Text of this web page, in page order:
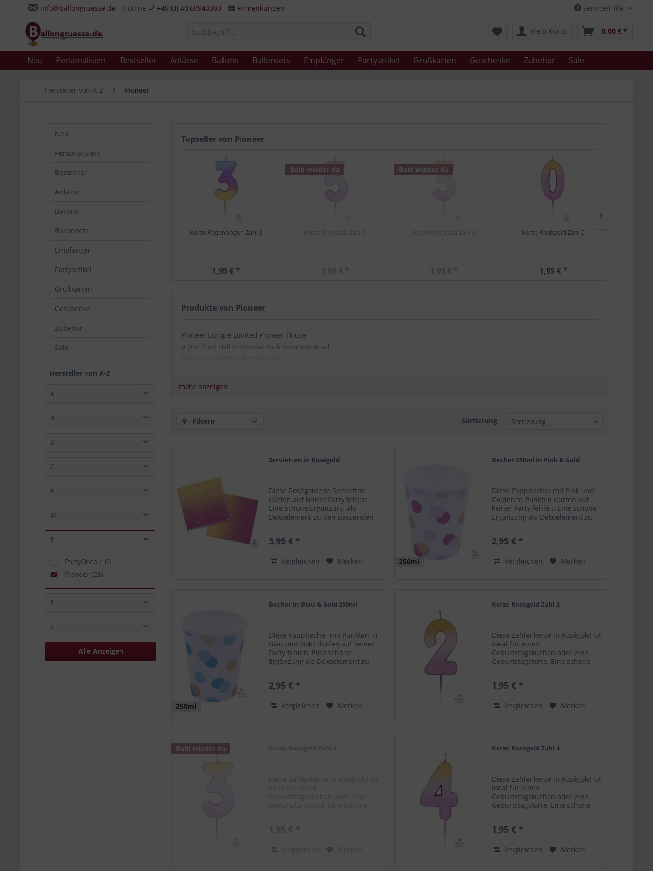
Service/Hilfe
info@ballongruesse.de Hotline +49 (0) 40 60943380 Firmenkunden
Mein Konto 0,00 € *
Neu Personalisiert Bestseller Anlässe Ballons Ballonsets Empfänger Partyartikel Grußkarten Geschenke Zubehör Sale
Hersteller von A-Z Pioneer
Neu
Personalisiert
Bestseller
Anlässe
Ballons
Ballonsets
Empfänger
Partyartikel
Grußkarten
Geschenke
Zubehör
Sale
Hersteller von A-Z
A
Amscan International Limited (69)
B
D
G
H
M
P
PartyDeco (10)
Pioneer (25)
R
S
S.A.G. Balloons (2)
Alle Anzeigen
Topseller von Pioneer
Kerze Regenbogen Zahl 3
1,95 € *
Bald wieder da
Kerze Roségold Zahl 5
1,95 € *
Bald wieder da
Kerze Roségold Zahl 3
1,95 € *
Kerze Roségold Zahl 0
1,95 € *
Produkte von Pioneer
Pioneer Europe Limited Pioneer House
9 Stortford Hall Industrial Park Dunmow Road
pelorder@qualatex.com
mehr anzeigen
Filtern Sortierung:
Servietten in Roségold
Diese Roségoldene Servietten
dürfen auf keiner Party fehlen.
Eine schöne Ergänzung als
Dekoelement zu den passenden
Farbe: Roségold 16 Stück
3,95 € *
Vergleichen Merken 250ml
Becher 250ml in Pink & Gold
Diese Pappbecher mit Pink und
Goldenen Punkten dürfen auf
keiner Party fehlen. Eine schöne
Ergänzung als Dekoelement zu
2,95 € *
Vergleichen Merken
250ml
Becher in Blau & Gold 250ml
Diese Pappbecher mit Punkten in
Blau und Gold dürfen auf keiner
Party fehlen. Eine schöne
Ergänzung als Dekoelement zu
2,95 € *
Vergleichen Merken
Kerze Roségold Zahl 2
Diese Zahlenkerze in Roségold ist
ideal für einen
Geburtstagskuchen oder eine
Geburtstagstorte. Eine schöne
2. Farbe: Roségold Höhe 6,7 cm
1,95 € *
Vergleichen Merken
Bald wieder da Kerze Roségold Zahl 3
Diese Zahlenkerze in Roségold ist
ideal für einen
Geburtstagskuchen oder eine
Geburtstagstorte. Eine schöne
3. Farbe: Roségold Höhe 6,7 cm
1,95 € *
Vergleichen Merken
Kerze Roségold Zahl 4
Diese Zahlenkerze in Roségold ist
ideal für einen
Geburtstagskuchen oder eine
Geburtstagstorte. Eine schöne
4. Farbe: Roségold Höhe 6,7 cm
1,95 € *
Vergleichen Merken